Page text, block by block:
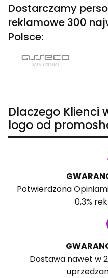
Dostarczamy
reklamowe 300
Polsce:
Dlaczego Klienci
logo od
Potwierdzona
0,3%
Dostawa nawet w